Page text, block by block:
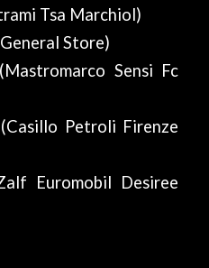
Tsa Marchiol)
Store)
Sensi Fc
Petroli Firenze
Euromobil Desiree